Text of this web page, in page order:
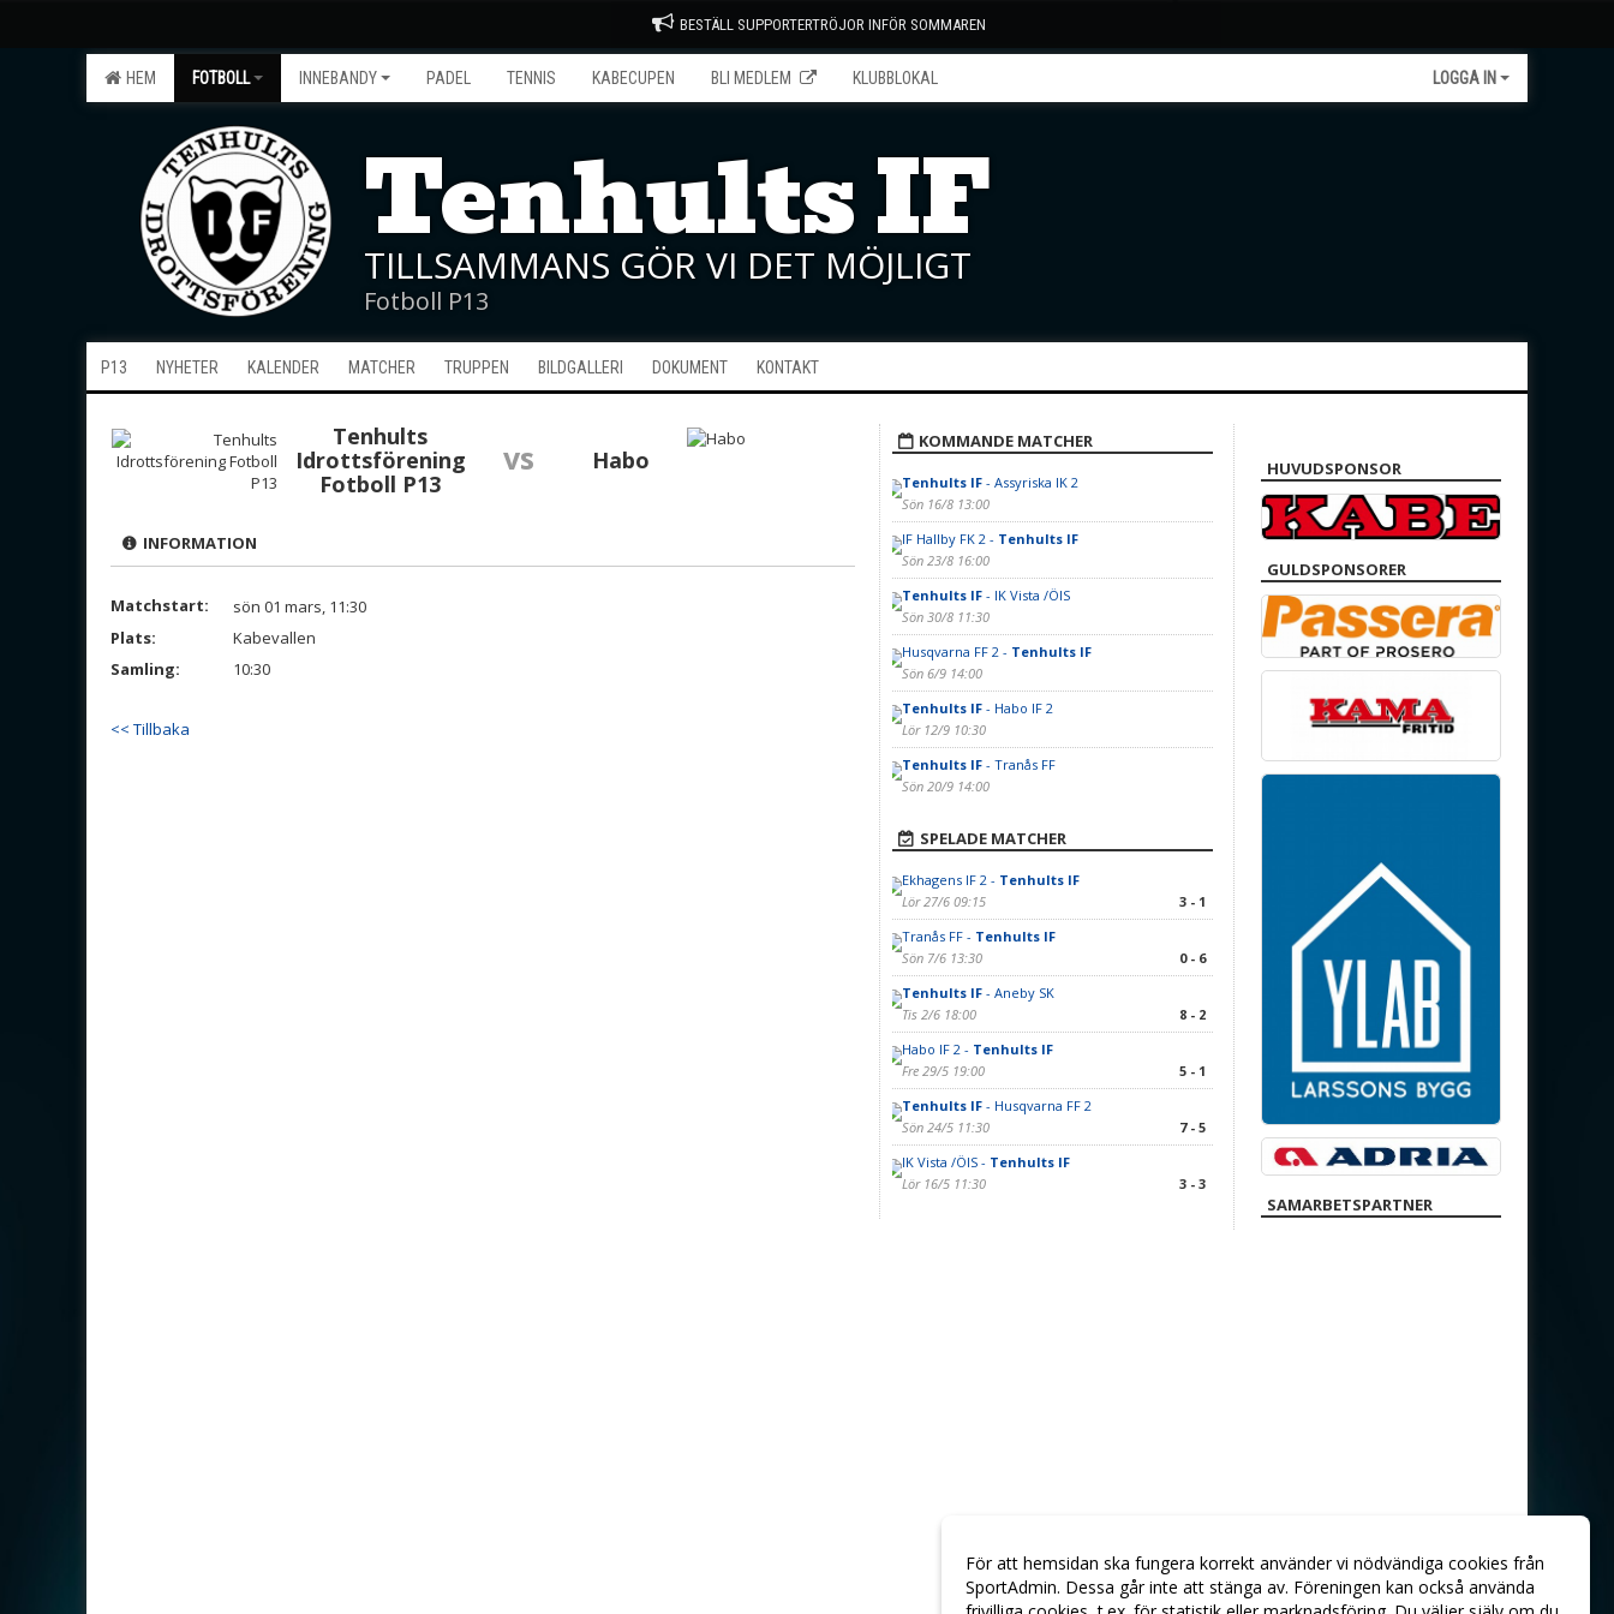
BESTÄLL SUPPORTERTRÖJOR INFÖR SOMMAREN
HEM FOTBOLL INNEBANDY PADEL TENNIS KABECUPEN BLI MEDLEM KLUBBLOKAL LOGGA IN
Tenhults IF
TILLSAMMANS GÖR VI DET MÖJLIGT
Fotboll P13
P13 NYHETER KALENDER MATCHER TRUPPEN BILDGALLERI DOKUMENT KONTAKT
Tenhults
Idrottsförening
Fotboll P13
vs Habo
INFORMATION
Matchstart:
sön 01 mars, 11:30
Plats:
Kabevallen
Samling:
10:30
<< Tillbaka
KOMMANDE MATCHER
Tenhults IF- Assyriska IK 2
Sön 16/8 13:00
IF Hallby FK 2 - Tenhults IF
Sön 23/8 16:00
Tenhults IF- IK Vista /ÖIS
Sön 30/8 11:30
Husqvarna FF 2 - Tenhults IF
Sön 6/9 14:00
Tenhults IF- Habo IF 2
Lör 12/9 10:30
Tenhults IF- Tranås FF
Sön 20/9 14:00
SPELADE MATCHER
Ekhagens IF 2 - Tenhults IF
Lör 27/6 09:15
3 - 1
Tranås FF - Tenhults IF
Sön 7/6 13:30
0 - 6
Tenhults IF- Aneby SK
Tis 2/6 18:00
8 - 2
Habo IF 2 - Tenhults IF
Fre 29/5 19:00
5 - 1
Tenhults IF- Husqvarna FF 2
Sön 24/5 11:30
7 - 5
IK Vista /ÖIS - Tenhults IF
Lör 16/5 11:30
3 - 3
HUVUDSPONSOR
GULDSPONSORER
SAMARBETSPARTNER
För att hemsidan ska fungera korrekt använder vi nödvändiga cookies från
SportAdmin. Dessa går inte att stänga av. Föreningen kan också använda